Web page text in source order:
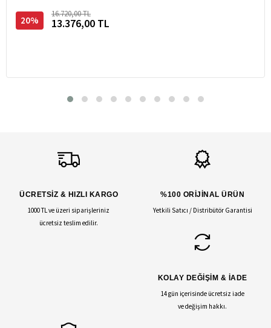
20%
16.720,00 TL
13.376,00 TL
ÜCRETSİZ & HIZLI KARGO
1000 TL ve üzeri siparişleriniz
ücretsiz teslim edilir.
%100 ORİJİNAL ÜRÜN
Yetkili Satıcı / Distribütör Garantisi
KOLAY DEĞİŞİM & İADE
14 gün içerisinde ücretsiz iade
ve değişim hakkı.